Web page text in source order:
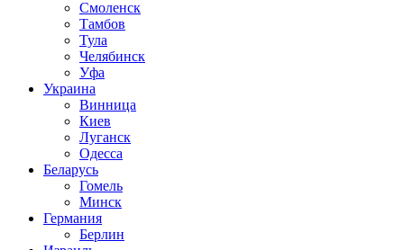
Смоленск
Тамбов
Тула
Челябинск
Уфа
Украина
Винница
Киев
Луганск
Одесса
Беларусь
Гомель
Минск
Германия
Берлин